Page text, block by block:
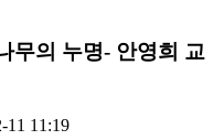
무의 누명- 안영희 교
11 11:19